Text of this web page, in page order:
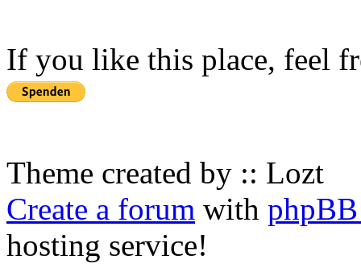
If you like this place, feel
Theme created by :: Lozt
Create a forum with
hosting service!